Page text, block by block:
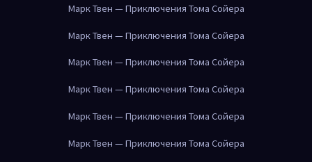
Марк Твен — Приключения Тома Сойера
Марк Твен — Приключения Тома Сойера
Марк Твен — Приключения Тома Сойера
Марк Твен — Приключения Тома Сойера
Марк Твен — Приключения Тома Сойера
Марк Твен — Приключения Тома Сойера